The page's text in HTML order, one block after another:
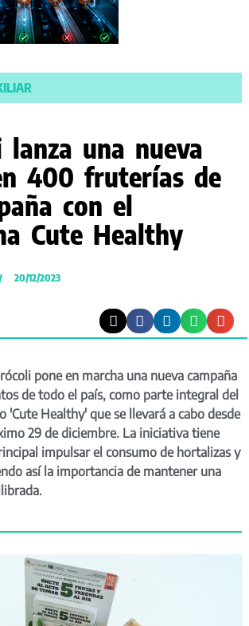
lanza una nueva
400 fruterías de
con el
Cute Healthy
20/12/2023
pone en marcha una nueva campaña
de todo el país, como parte integral del
'Cute Healthy' que se llevará a cabo desde
29 de diciembre. La iniciativa tiene
impulsar el consumo de hortalizas y
así la importancia de mantener una